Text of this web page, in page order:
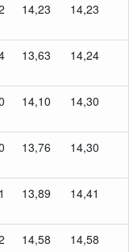
14,23 14,23
13,63 14,24
14,10 14,30
13,76 14,30
13,89 14,41
14,58 14,58